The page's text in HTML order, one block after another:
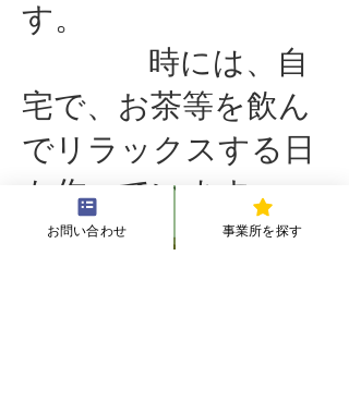
す。
時には、自
宅で、お茶等を飲ん
でリラックスする日
も作っています。
お問い合わせ 事業所を探す